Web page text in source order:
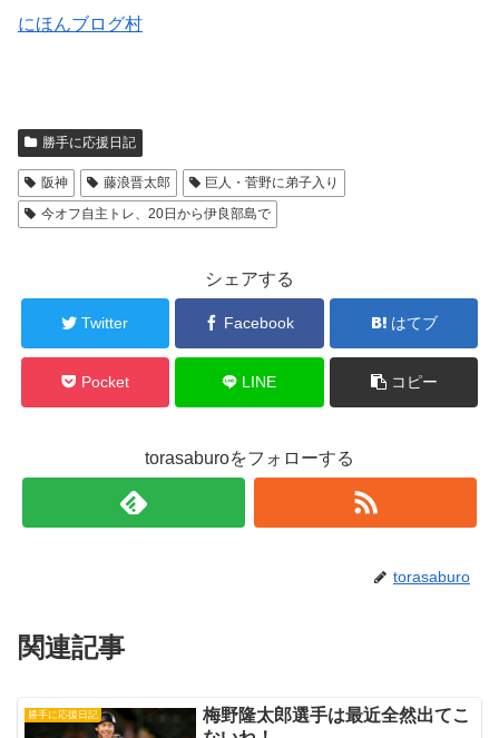
にほんブログ村
勝手に応援日記
阪神 藤浪晋太郎
巨人・菅野に弟子入り
今オフ自主トレ、20日から伊良部島で
シェアする
Twitter Facebook はてブ
Pocket LINE コピー
torasaburoをフォローする
torasaburo
関連記事
勝手に応援日記
梅野隆太郎選手は最近全然出てこ